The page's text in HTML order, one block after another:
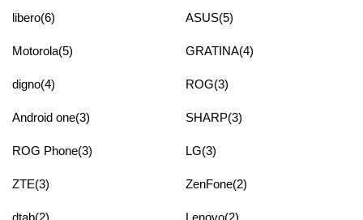
libero(6) ASUS(5)
Motorola(5) GRATINA(4)
digno(4) ROG(3)
Android one(3) SHARP(3)
ROG Phone(3) LG(3)
ZTE(3) ZenFone(2)
dtab(2) Lenovo(2)